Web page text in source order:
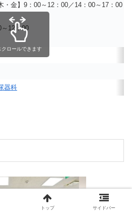
・金】9：00～12：00／14：00～17：00
～12：00
器科
クロールできます
トップ サイドバー